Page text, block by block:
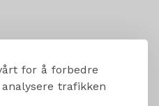
for å forbedre
trafikken